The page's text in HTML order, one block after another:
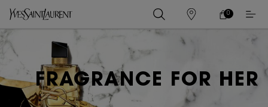
STORES
MY
CART
0
0 PRODUCT IN
Main content
FRAGRANCE FOR HER